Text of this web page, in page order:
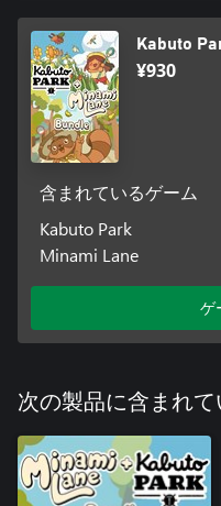
🐞『カブトパーク』に ない
世界をまたにかけた探索 やマ
クエストや壮大なストーリ
あらゆる種類のマルチプレ
トレード機能もありません
クモ。ゲームにクモは出な
心して遊べます。
開発チーム🐛🐞
私たちは開発者と作曲家の
だ続いています！ 今回は、
い、指導を受けて、ゲーム内
た（評価はお手やわらかにお
尽くしたんです）。
Kabuto
¥930
含まれているゲーム
Kabuto Park
Minami Lane
ゲ
次の製品に含まれて